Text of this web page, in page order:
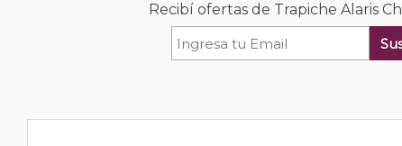
Recibí ofertas de Trapiche Alaris